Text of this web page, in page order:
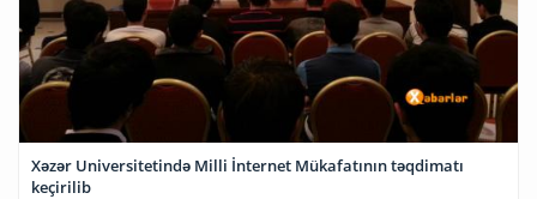
Xəzər Universitetində Milli İnternet Mükafatının təqdimatı
keçirilib